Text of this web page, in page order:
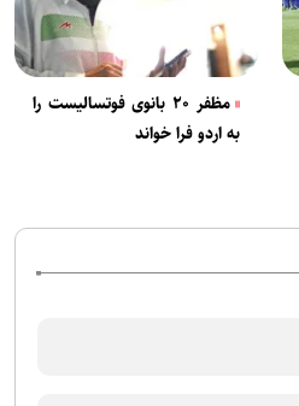
مظفر ۲۰ بانوی فوتسالیست را
به اردو فرا خواند